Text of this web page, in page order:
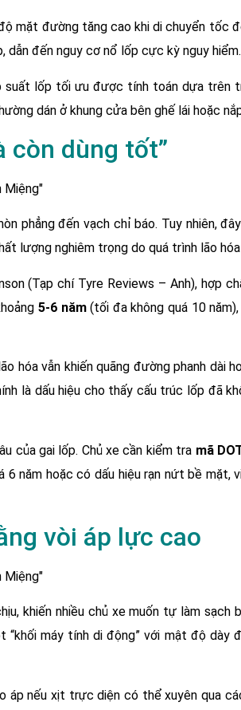
mặt đường tăng cao khi di chuyển tốc
dẫn đến nguy cơ nổ lốp cực kỳ nguy hiểm.
lốp tối ưu được tính toán dựa trên
dán ở khung cửa bên ghế lái hoặc
còn dùng tốt”
phẳng đến vạch chỉ báo. Tuy nhiên,
lượng nghiêm trọng do quá trình lão
(Tạp chí Tyre Reviews – Anh), hợp
5-6 năm(tối đa không quá 10
hóa vẫn khiến quãng đường phanh dài
là dấu hiệu cho thấy cấu trúc lốp đã
của gai lốp. Chủ xe cần kiểm tra mã
năm hoặc có dấu hiệu rạn nứt bề
vòi áp lực cao
khiến nhiều chủ xe muốn tự làm sạch
máy tính di động” với mật độ dày
nếu xịt trực diện có thể xuyên qua